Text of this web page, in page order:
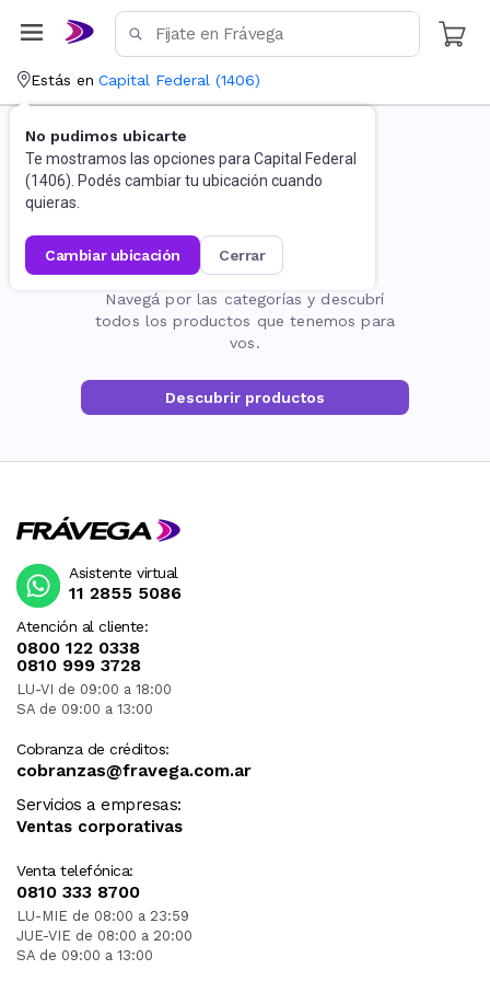
Estás en Capital Federal (1406)
No pudimos ubicarte
Te mostramos las opciones para Capital Federal
(1406). Podés cambiar tu ubicación cuando
quieras.
cambiar ubicación cerrar
La página no existe
Navegá por las categorías y descubrí
todos los productos que tenemos para
vos.
Descubrir productos
Atención al cliente:
0800 122 0338
0810 999 3728
LU-VI de 09:00 a 18:00
SA de 09:00 a 13:00
Cobranza de créditos:
cobranzas@fravega.com.ar
Servicios a empresas:
Ventas corporativas
Venta telefónica:
0810 333 8700
LU-MIE de 08:00 a 23:59
JUE-VIE de 08:00 a 20:00
SA de 09:00 a 13:00
Asistente virtual
11 2855 5086